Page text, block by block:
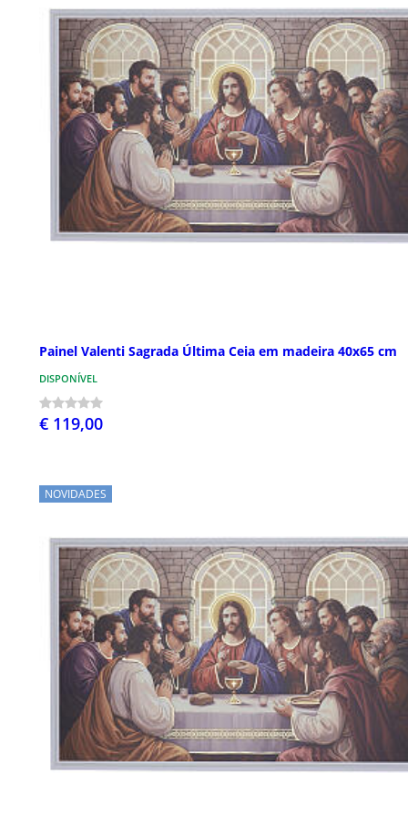
Painel Valenti Sagrada Última Ceia em madeira 40x65 cm
DISPONÍVEL
€ 119,00
NOVIDADES